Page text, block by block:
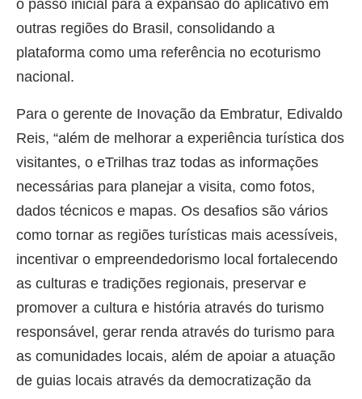
o passo inicial para a expansão do aplicativo em
outras regiões do Brasil, consolidando a
plataforma como uma referência no ecoturismo
nacional.
Para o gerente de Inovação da Embratur, Edivaldo
Reis, “além de melhorar a experiência turística dos
visitantes, o eTrilhas traz todas as informações
necessárias para planejar a visita, como fotos,
dados técnicos e mapas. Os desafios são vários
como tornar as regiões turísticas mais acessíveis,
incentivar o empreendedorismo local fortalecendo
as culturas e tradições regionais, preservar e
promover a cultura e história através do turismo
responsável, gerar renda através do turismo para
as comunidades locais, além de apoiar a atuação
de guias locais através da democratização da